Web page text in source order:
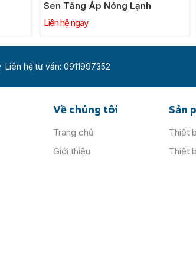
Sen Tăng Áp Nóng Lạnh
Liên hệ ngay
Liên hệ tư vấn: 0911997352
Về chúng tôi
Trang chủ
Giới thiệu
Sản
Thiết
Thiết